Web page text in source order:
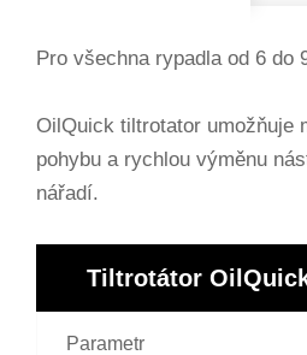
Pro všechna rypadla od 6 do
OilQuick tiltrotator umožňuje
pohybu a rychlou výměnu
nářadí.
Tiltrotátor
Parametr